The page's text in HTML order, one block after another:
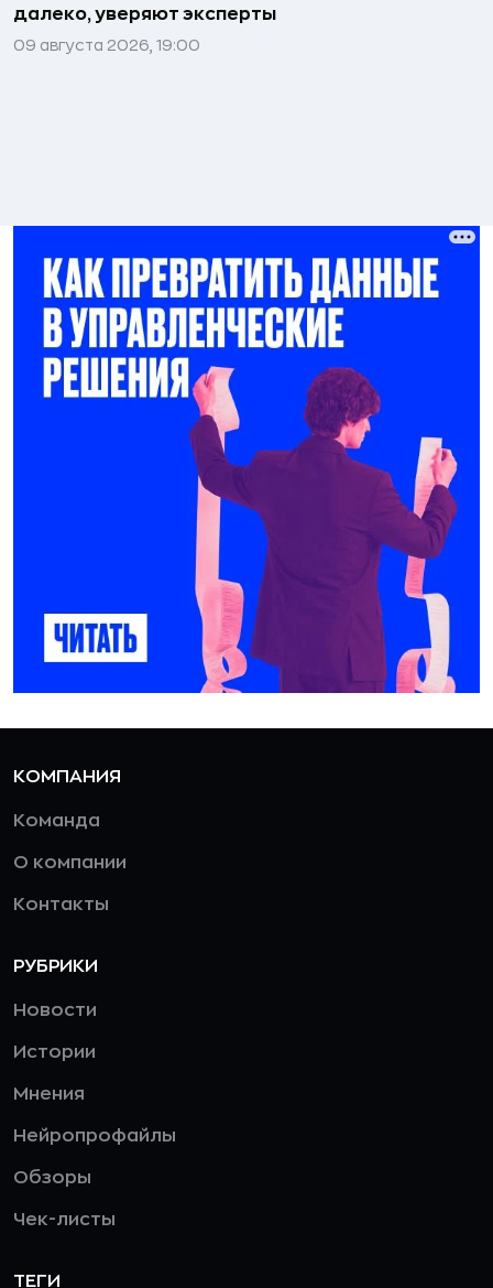
далеко, уверяют эксперты
09 августа 2026, 19:00
КОМПАНИЯ
Команда
О компании
Контакты
РУБРИКИ
Новости
Истории
Мнения
Нейропрофайлы
Обзоры
Чек-листы
ТЕГИ